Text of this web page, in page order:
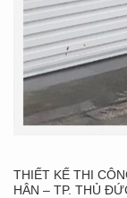
THIẾT KẾ THI
HÂN – TP. THỦ